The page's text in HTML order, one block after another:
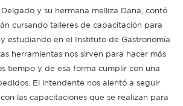
y su hermana melliza Dana, contó
cursando talleres de capacitación para
estudiando en el Instituto de Gastronomía
herramientas nos sirven para hacer más
tiempo y de esa forma cumplir con una
El intendente nos alentó a seguir
las capacitaciones que se realizan para